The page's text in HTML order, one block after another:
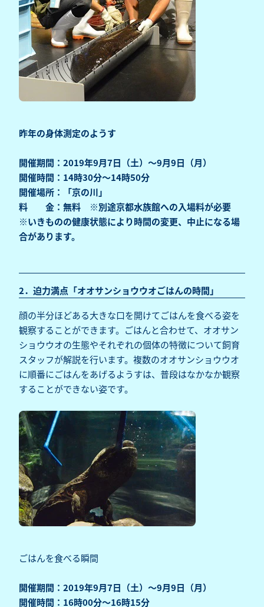
昨年の身体測定のようす
開催期間：2019年9月7日（土）～9月9日（月）
開催時間：14時30分～14時50分
開催場所：「京の川」
料 金：無料 ※別途京都水族館への入場料が必要
※いきものの健康状態により時間の変更、中止になる場
合があります。
2．迫力満点「オオサンショウウオごはんの時間」
顔の半分ほどある大きな口を開けてごはんを食べる姿を
観察することができます。ごはんと合わせて、オオサン
ショウウオの生態やそれぞれの個体の特徴について飼育
スタッフが解説を行います。複数のオオサンショウウオ
に順番にごはんをあげるようすは、普段はなかなか観察
することができない姿です。
ごはんを食べる瞬間
開催期間：2019年9月7日（土）～9月9日（月）
開催時間：16時00分～16時15分